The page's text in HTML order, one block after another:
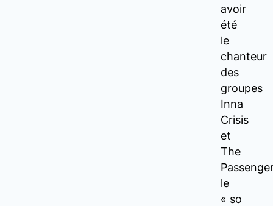
avoir
été
le
chanteur
des
groupes
Inna
Crisis
et
The
le
« so